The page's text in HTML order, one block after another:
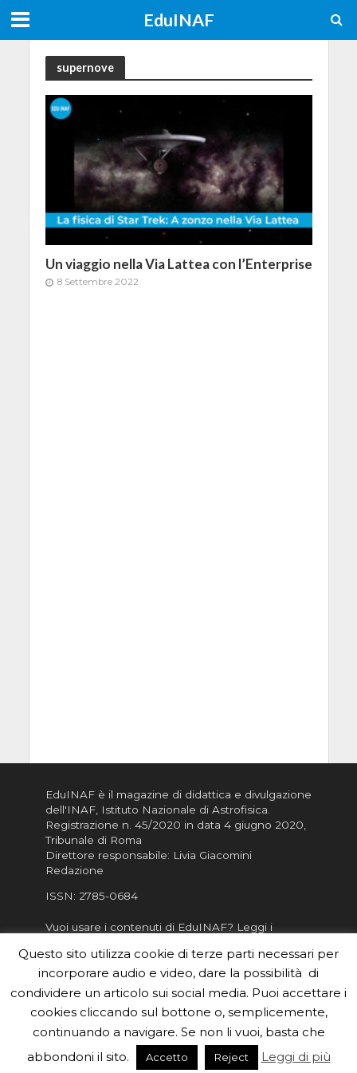
EduINAF
supernove
Un viaggio nella Via Lattea con l’Enterprise
8 Settembre 2022
EduINAF è il magazine di didattica e divulgazione
dell'INAF, Istituto Nazionale di Astrofisica
Registrazione n. 45/2020 in data 4 giugno 2020,
Tribunale di Roma
Direttore responsabile: Livia Giacomini
Redazione
ISSN: 2785-0684
Vuoi usare i contenuti di EduINAF? Leggi i
Informativa sulla Privacy
Informatva sui Cookie
Per la rubrica de l'Astronomo risponde, per
inviarci le tue foto o i tuoi contributi, scrivici a
redazione.edu [chiocciola] inaf.it oppure
il form
Questo sito utilizza cookie di terze parti necessari per
incorporare audio e video, dare la possibilità di
condividere un articolo sui social media. Puoi accettare i
cookies cliccando sul bottone o, semplicemente,
continuando a navigare. Se non li vuoi, basta che
abbondoni il sito.
Accetto Reject Leggi di più